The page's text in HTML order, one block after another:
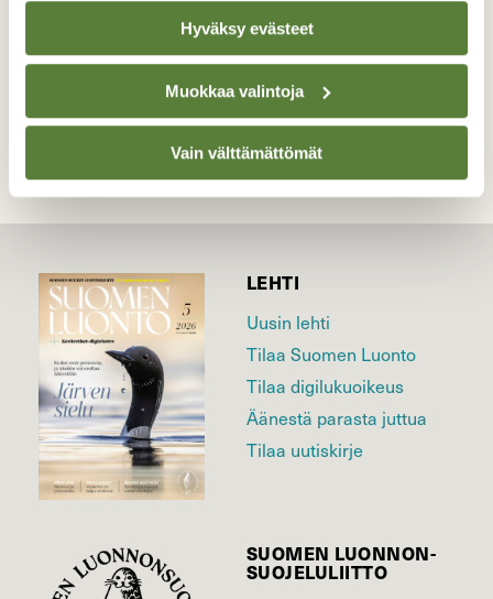
Hyväksy evästeet
Muokkaa valintoja
Vain välttämättömät
LEHTI
Uusin lehti
Tilaa Suomen Luonto
Tilaa digilukuoikeus
Äänestä parasta juttua
Tilaa uutiskirje
SUOMEN LUONNON­
SUOJELU­LIITTO